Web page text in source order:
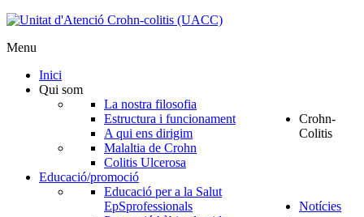
Menu
Inici
Qui som
La nostra filosofia
Estructura i funcionament
A qui ens dirigim
Crohn-
Colitis
Malaltia de Crohn
Colitis Ulcerosa
Educació/promoció
Educació per a la Salut
EpSprofessionals
Notícies